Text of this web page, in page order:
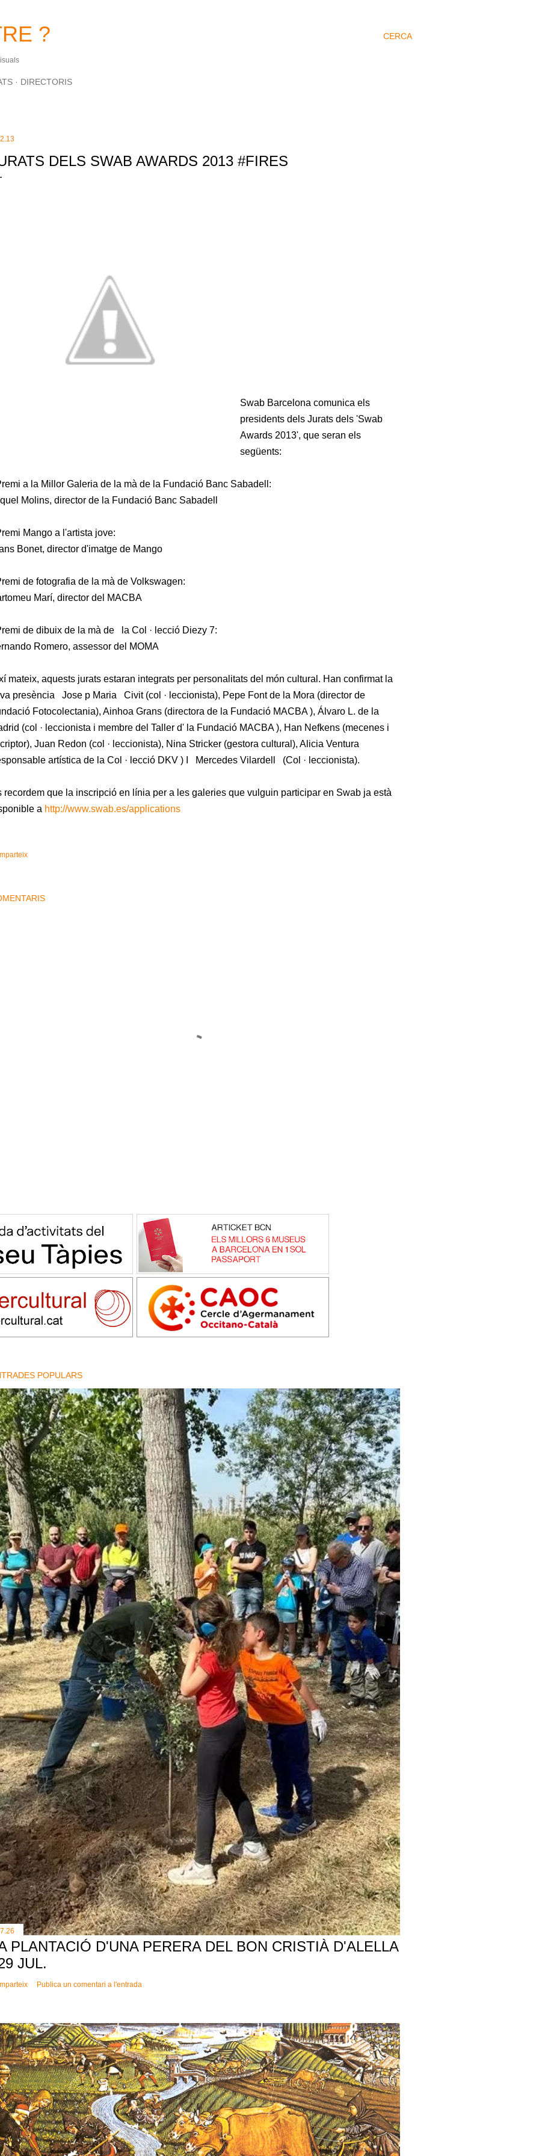
CERCA
?
DIRECTORIS
DELS SWAB AWARDS 2013 #FIRES
Swab Barcelona comunica els
presidents dels Jurats dels 'Swab
Awards 2013', que seran els
següents:
a la Millor Galeria de la mà de la Fundació Banc Sabadell:
Molins, director de la Fundació Banc Sabadell
Mango a l'artista jove:
Bonet, director d'imatge de Mango
de fotografia de la mà de Volkswagen:
Marí, director del MACBA
de dibuix de la mà de la Col · lecció Diezy 7:
Romero, assessor del MOMA
mateix, aquests jurats estaran integrats per personalitats del món cultural. Han confirmat la
presència Jose p Maria Civit (col · leccionista), Pepe Font de la Mora (director de
Fotocolectania), Ainhoa Grans (directora de la Fundació MACBA ), Álvaro L. de la
(col · leccionista i membre del Taller d' la Fundació MACBA ), Han Nefkens (mecenes i
Juan Redon (col · leccionista), Nina Stricker (gestora cultural), Alicia Ventura
artística de la Col · lecció DKV ) I Mercedes Vilardell (Col · leccionista).
recordem que la inscripció en línia per a les galeries que vulguin participar en Swab ja està
a http://www.swab.es/applications
POPULARS
PLANTACIÓ D'UNA PERERA DEL BON CRISTIÀ D'ALELLA
JUL.
Publica un comentari a l'entrada